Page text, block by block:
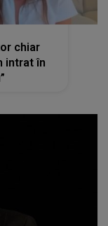
chiar
intrat în